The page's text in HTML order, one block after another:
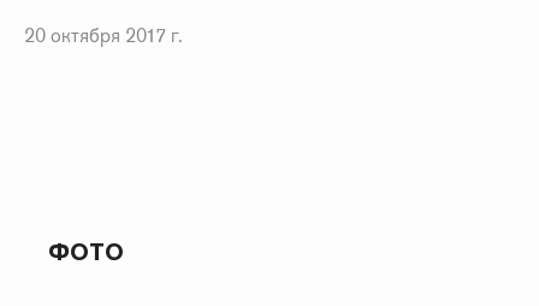
20 октября 2017 г.
ФОТО